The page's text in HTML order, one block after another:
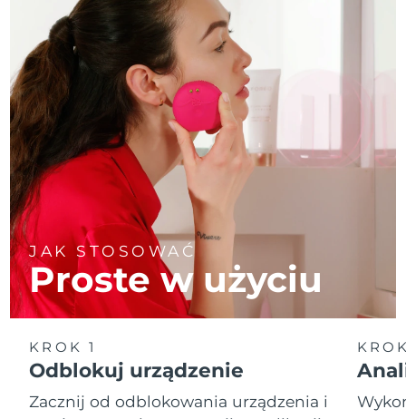
JAK STOSOWAĆ
Proste w użyciu
KROK 1
Odblokuj urządzenie
Zacznij od odblokowania urządzenia i